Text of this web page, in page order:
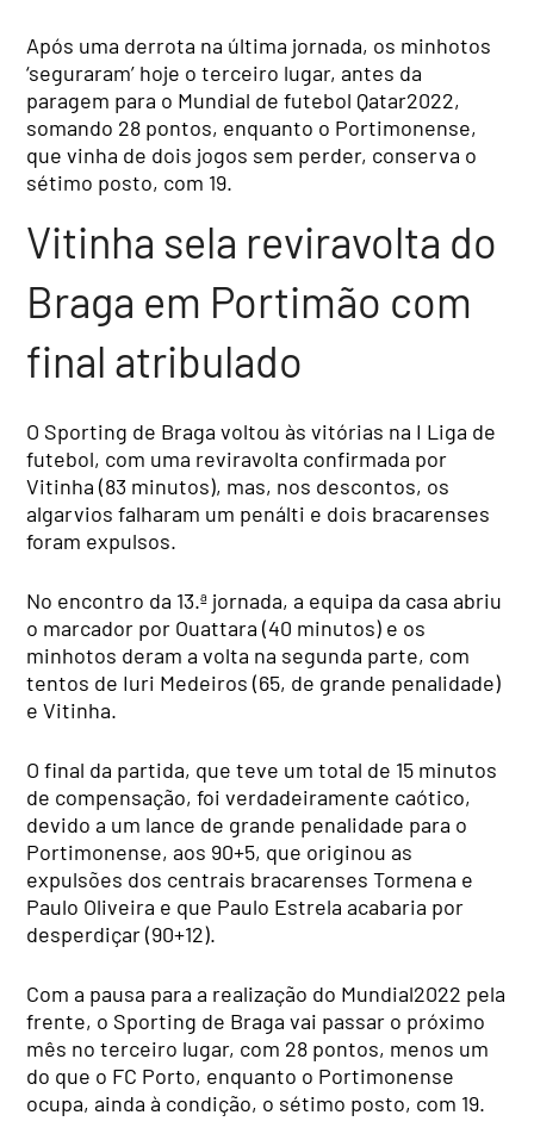
Após uma derrota na última jornada, os minhotos
‘seguraram’ hoje o terceiro lugar, antes da
paragem para o Mundial de futebol Qatar2022,
somando 28 pontos, enquanto o Portimonense,
que vinha de dois jogos sem perder, conserva o
sétimo posto, com 19.
Vitinha sela reviravolta do
Braga em Portimão com
final atribulado
O Sporting de Braga voltou às vitórias na I Liga de
futebol, com uma reviravolta confirmada por
Vitinha (83 minutos), mas, nos descontos, os
algarvios falharam um penálti e dois bracarenses
foram expulsos.
No encontro da 13.ª jornada, a equipa da casa abriu
o marcador por Ouattara (40 minutos) e os
minhotos deram a volta na segunda parte, com
tentos de Iuri Medeiros (65, de grande penalidade)
e Vitinha.
O final da partida, que teve um total de 15 minutos
de compensação, foi verdadeiramente caótico,
devido a um lance de grande penalidade para o
Portimonense, aos 90+5, que originou as
expulsões dos centrais bracarenses Tormena e
Paulo Oliveira e que Paulo Estrela acabaria por
desperdiçar (90+12).
Com a pausa para a realização do Mundial2022 pela
frente, o Sporting de Braga vai passar o próximo
mês no terceiro lugar, com 28 pontos, menos um
do que o FC Porto, enquanto o Portimonense
ocupa, ainda à condição, o sétimo posto, com 19.